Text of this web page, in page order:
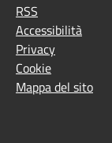
RSS
Accessibilità
Privacy
Cookie
Mappa del sito